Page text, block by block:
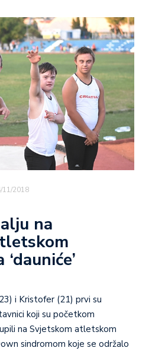
11/2018
na
i Kristofer (21) prvi su
koji su početkom
na Svjetskom atletskom
sindromom koje se održalo